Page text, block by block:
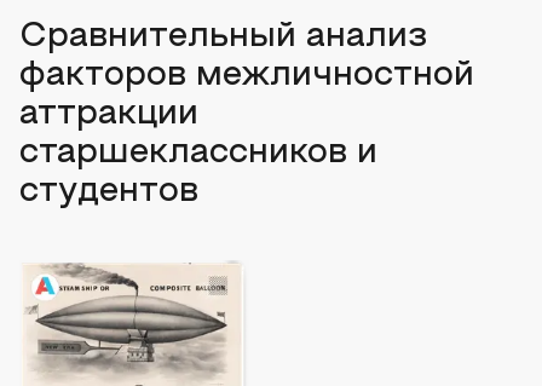
Сравнительный анализ
факторов межличностной
аттракции
старшеклассников и
студентов